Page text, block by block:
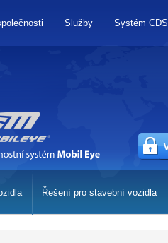
Systém CDS
Služby
Řešení pro stavební vozidla